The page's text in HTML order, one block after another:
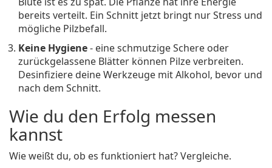
bereits verteilt. Ein Schnitt jetzt bringt nur Stress und
mögliche Pilzbefall.
Keine Hygiene- eine schmutzige Schere oder
zurückgelassene Blätter können Pilze verbreiten.
Desinfiziere deine Werkzeuge mit Alkohol, bevor und
nach dem Schnitt.
Wie du den Erfolg messen
kannst
Wie weißt du, ob es funktioniert hat? Vergleiche.